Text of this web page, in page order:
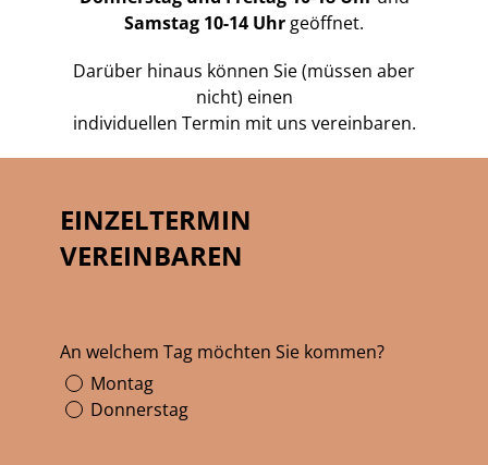
Samstag 10-14 Uhr geöffnet.
Darüber hinaus können Sie (müssen aber
nicht) einen
individuellen Termin mit uns vereinbaren.
EINZELTERMIN
VEREINBAREN
An welchem Tag möchten Sie kommen?
Montag
Donnerstag